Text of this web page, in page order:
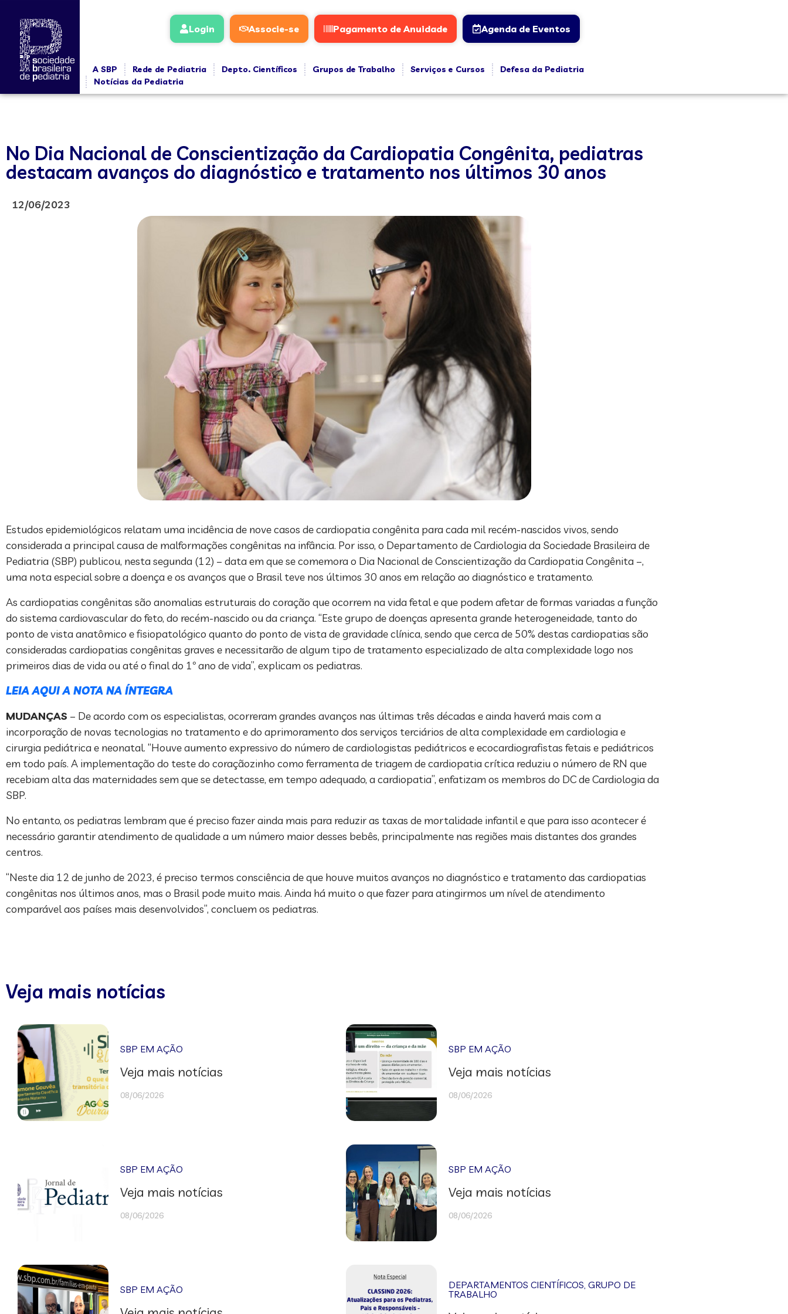
Login Associe-se Pagamento de Anuidade Agenda de Eventos
A SBP Rede de Pediatria Depto. Científicos Grupos de Trabalho Serviços e Cursos
Defesa da Pediatria
Notícias da Pediatria
No Dia Nacional de Conscientização da Cardiopatia Congênita, pediatras
destacam avanços do diagnóstico e tratamento nos últimos 30 anos
12/06/2023
Estudos epidemiológicos relatam uma incidência de nove casos de cardiopatia congênita para cada mil recém-nascidos vivos, sendo
considerada a principal causa de malformações congênitas na infância. Por isso, o Departamento de Cardiologia da Sociedade Brasileira de
Pediatria (SBP) publicou, nesta segunda (12) – data em que se comemora o Dia Nacional de Conscientização da Cardiopatia Congênita –,
uma nota especial sobre a doença e os avanços que o Brasil teve nos últimos 30 anos em relação ao diagnóstico e tratamento.
As cardiopatias congênitas são anomalias estruturais do coração que ocorrem na vida fetal e que podem afetar de formas variadas a função
do sistema cardiovascular do feto, do recém-nascido ou da criança. “Este grupo de doenças apresenta grande heterogeneidade, tanto do
ponto de vista anatômico e fisiopatológico quanto do ponto de vista de gravidade clínica, sendo que cerca de 50% destas cardiopatias são
consideradas cardiopatias congênitas graves e necessitarão de algum tipo de tratamento especializado de alta complexidade logo nos
primeiros dias de vida ou até o final do 1º ano de vida”, explicam os pediatras.
LEIA AQUI A NOTA NA ÍNTEGRA
MUDANÇAS – De acordo com os especialistas, ocorreram grandes avanços nas últimas três décadas e ainda haverá mais com a
incorporação de novas tecnologias no tratamento e do aprimoramento dos serviços terciários de alta complexidade em cardiologia e
cirurgia pediátrica e neonatal. “Houve aumento expressivo do número de cardiologistas pediátricos e ecocardiografistas fetais e pediátricos
em todo país. A implementação do teste do coraçãozinho como ferramenta de triagem de cardiopatia crítica reduziu o número de RN que
recebiam alta das maternidades sem que se detectasse, em tempo adequado, a cardiopatia”, enfatizam os membros do DC de Cardiologia da
SBP.
No entanto, os pediatras lembram que é preciso fazer ainda mais para reduzir as taxas de mortalidade infantil e que para isso acontecer é
necessário garantir atendimento de qualidade a um número maior desses bebês, principalmente nas regiões mais distantes dos grandes
centros.
“Neste dia 12 de junho de 2023, é preciso termos consciência de que houve muitos avanços no diagnóstico e tratamento das cardiopatias
congênitas nos últimos anos, mas o Brasil pode muito mais. Ainda há muito o que fazer para atingirmos um nível de atendimento
comparável aos países mais desenvolvidos”, concluem os pediatras.
Veja mais notícias
SBP EM AÇÃO
Veja mais notícias
08/06/2026
SBP EM AÇÃO
Veja mais notícias
08/06/2026
SBP EM AÇÃO
Veja mais notícias
08/06/2026
SBP EM AÇÃO
Veja mais notícias
08/06/2026
SBP EM AÇÃO DEPARTAMENTOS CIENTÍFICOS ,GRUPO DE
TRABALHO